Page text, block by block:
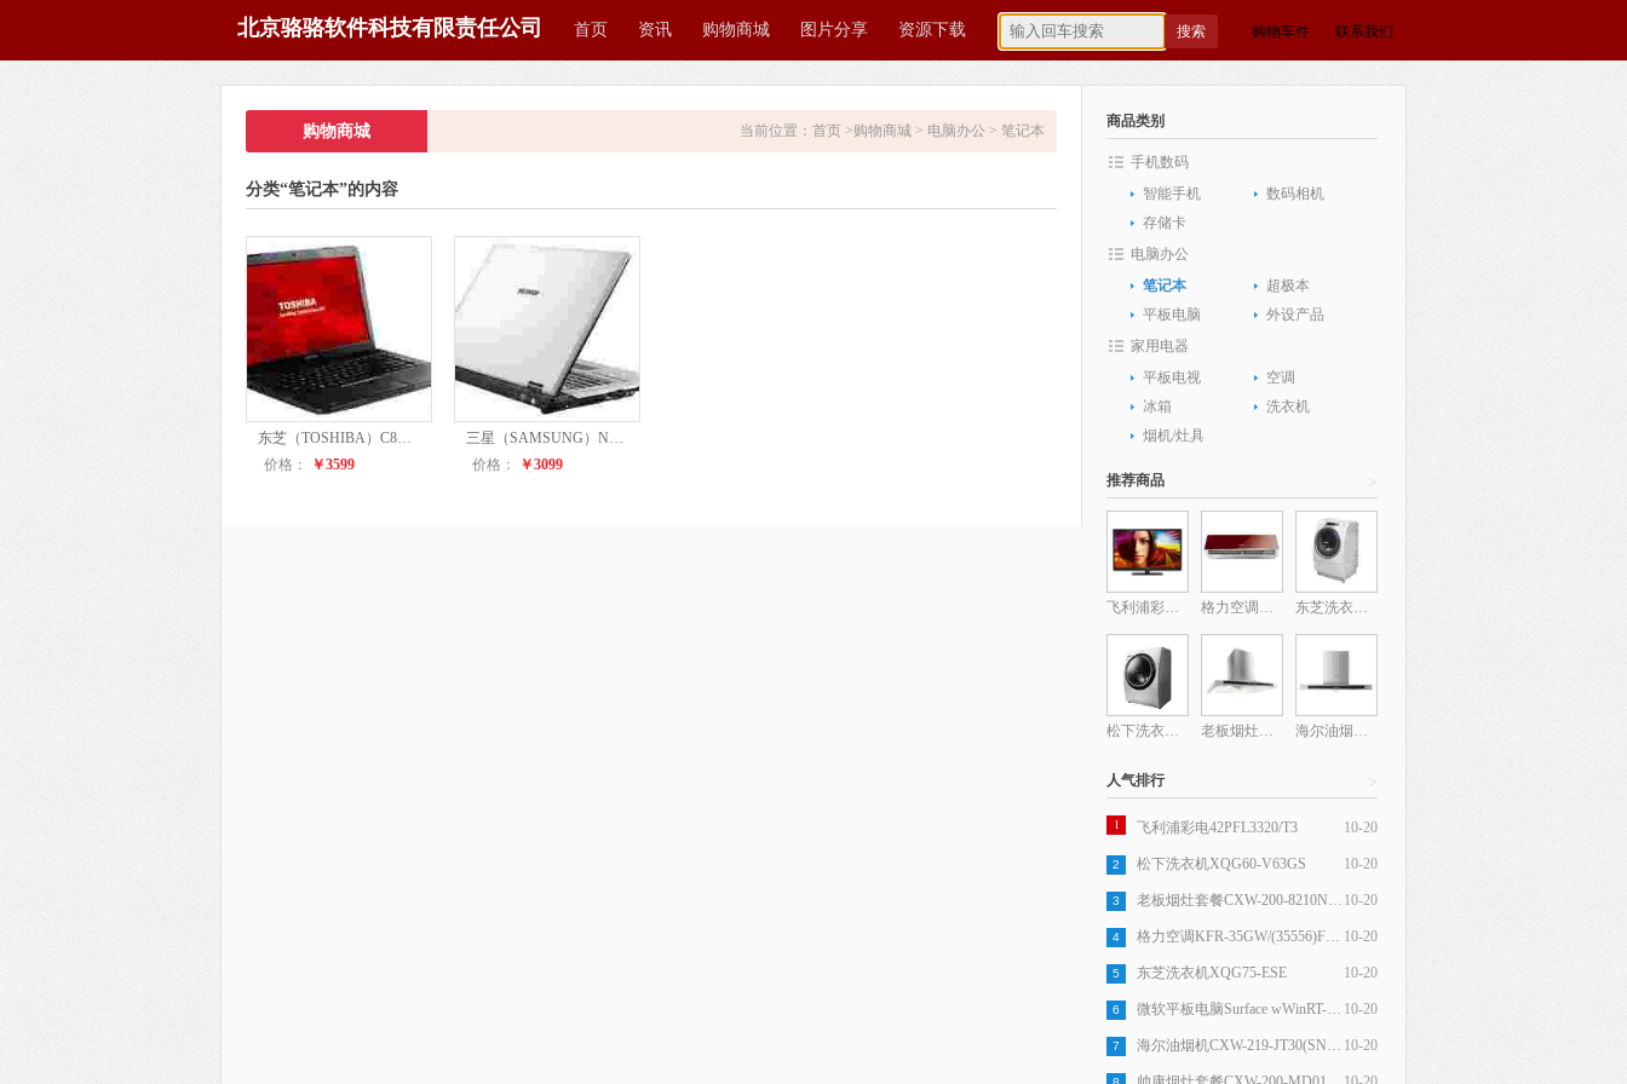
北京骆骆软件科技有限责任公司 首页 资讯 购物商城 图片分享 资源下载 联系我们
购物车件
购物商城 当前位置： 首页 >购物商城 > 电脑办公 > 笔记本
分类“笔记本”的内容
东芝（TOSHIBA）C805-S51B 14英寸笔记本电脑（i5-3210M 2G 500G HD 7610M 1G独显 USB3.0 Win7）天籁黑
价格：
￥3599
三星（SAMSUNG）NP3445VC-S01CN 14英寸笔记本电脑
价格：
￥3099
商品类别
手机数码
智能手机
数码相机
存储卡
电脑办公
笔记本
超极本
平板电脑
外设产品
家用电器
平板电视
空调
冰箱
洗衣机
烟机/灶具
>
推荐商品
飞利浦彩电42PFL3320/T3 格力空调KFR-35GW/(35556)FNFa-3(镜面红) 东芝洗衣机XQG75-ESE
松下洗衣机XQG60-V63GS 老板烟灶套餐CXW-200-8210N+9B26N+802N 海尔油烟机CXW-219-JT30(SN)(T)
>
人气排行
10-20
1 飞利浦彩电42PFL3320/T3
10-20
2 松下洗衣机XQG60-V63GS
10-20
3 老板烟灶套餐CXW-200-8210N+9B26N+802N
10-20
4 格力空调KFR-35GW/(35556)FNFa-3(镜面红)
10-20
5 东芝洗衣机XQG75-ESE
10-20
6 微软平板电脑Surface wWinRT-32GB Bndl SC ChnSimp Hdwr
10-20
7 海尔油烟机CXW-219-JT30(SN)(T)